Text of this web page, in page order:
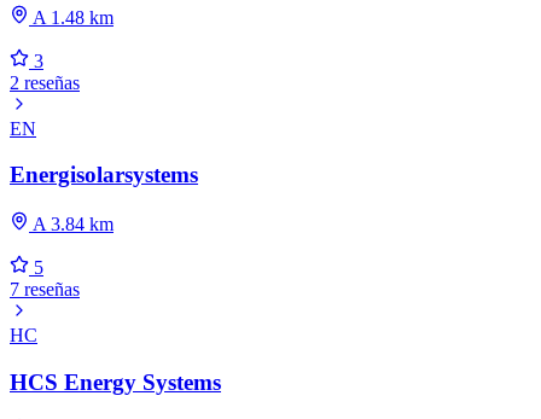
A 1.48 km
3
2 reseñas
EN
Energisolarsystems
A 3.84 km
5
7 reseñas
HC
HCS Energy Systems